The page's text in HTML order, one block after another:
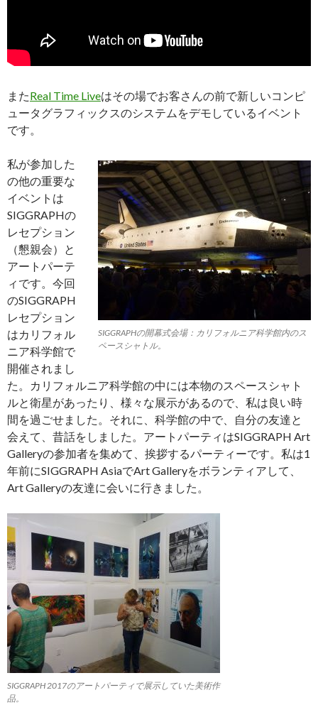
またReal Time Liveはその場でお客さんの前で新しいコンピ
ュータグラフィックスのシステムをデモしているイベント
です。
SIGGRAPHの開幕式会場：カリフォルニア科学館内のス
ペースシャトル。
私が参加した
の他の重要な
イベントは
SIGGRAPHの
レセプション
（懇親会）と
アートパーテ
ィです。今回
のSIGGRAPH
レセプション
はカリフォル
ニア科学館で
開催されまし
た。カリフォルニア科学館の中には本物のスペースシャト
ルと衛星があったり、様々な展示があるので、私は良い時
間を過ごせました。それに、科学館の中で、自分の友達と
会えて、昔話をしました。アートパーティはSIGGRAPH Art
Galleryの参加者を集めて、挨拶するパーティーです。私は1
年前にSIGGRAPH AsiaでArt Galleryをボランティアして、
Art Galleryの友達に会いに行きました。
SIGGRAPH 2017のアートパーティで展示していた美術作
品。